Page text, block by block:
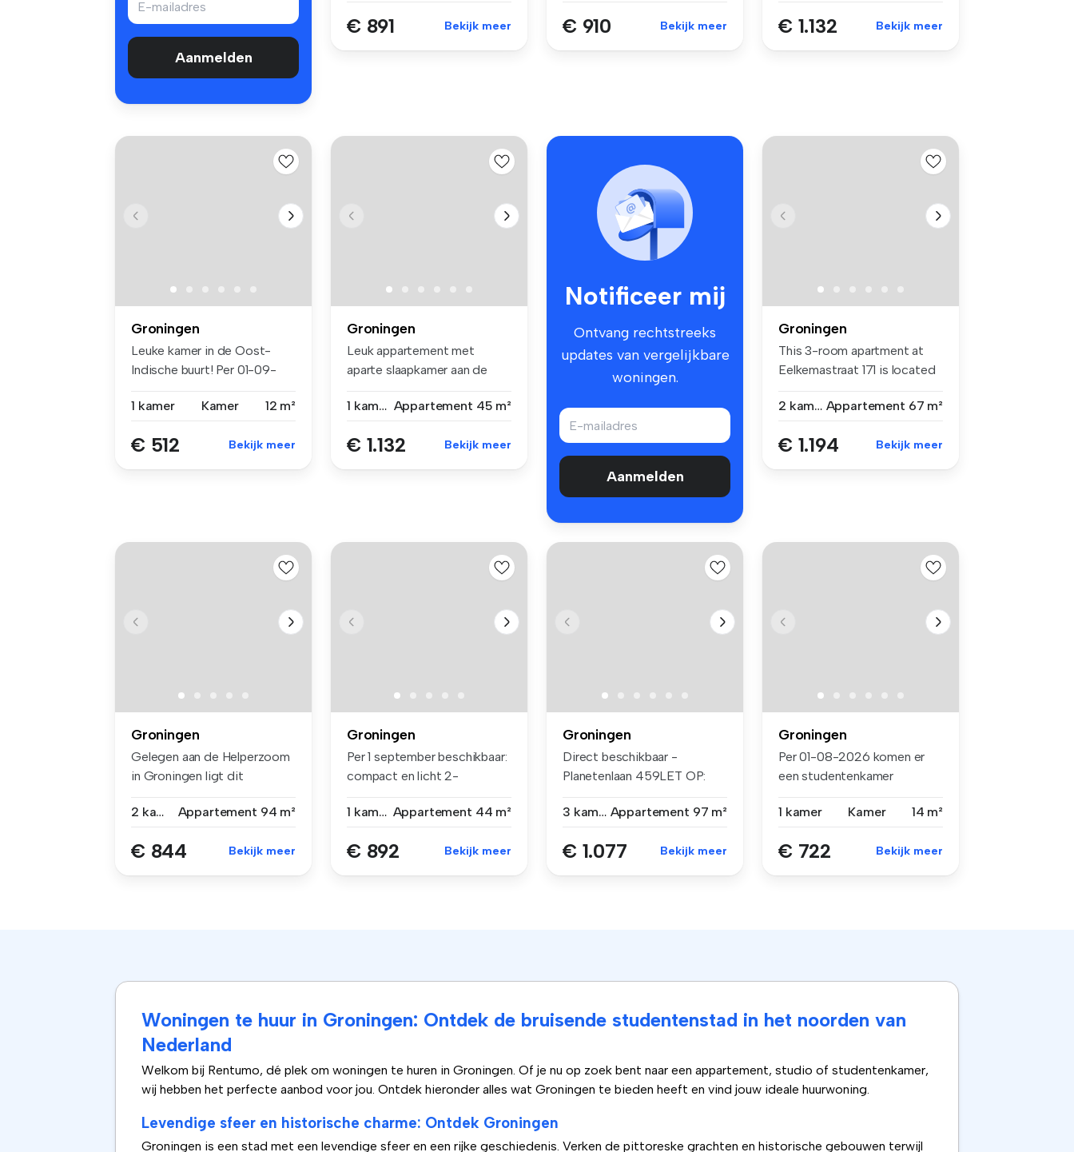
Aanmelden
€ 891 Bekijk meer € 910 Bekijk meer € 1.132 Bekijk meer
Groningen
Leuke kamer in de Oost-
Indische buurt! Per 01-09-
1 kamer
Kamer 12 m²
€ 512 Bekijk meer
Groningen
Leuk appartement met
aparte slaapkamer aan de
1 kamer Appartement 45 m²
€ 1.132 Bekijk meer
Notificeer mij
Ontvang rechtstreeks
updates van vergelijkbare
woningen.
Aanmelden
Groningen
This 3-room apartment at
Eelkemastraat 171 is located
2 kamers Appartement 67 m²
€ 1.194 Bekijk meer
Groningen
Gelegen aan de Helperzoom
in Groningen ligt dit
2 kamers
Appartement 94 m²
€ 844 Bekijk meer
Groningen
Per 1 september beschikbaar:
compact en licht 2-
1 kamer Appartement 44 m²
€ 892 Bekijk meer
Groningen
Direct beschikbaar -
Planetenlaan 459LET OP:
3 kamers Appartement 97 m²
€ 1.077 Bekijk meer
Groningen
Per 01-08-2026 komen er
een studentenkamer
1 kamer
Kamer 14 m²
€ 722 Bekijk meer
Woningen te huur in Groningen: Ontdek de bruisende studentenstad in het noorden van
Nederland
Welkom bij Rentumo, dé plek om woningen te huren in Groningen. Of je nu op zoek bent naar een appartement, studio of studentenkamer,
wij hebben het perfecte aanbod voor jou. Ontdek hieronder alles wat Groningen te bieden heeft en vind jouw ideale huurwoning.
Levendige sfeer en historische charme: Ontdek Groningen
Groningen is een stad met een levendige sfeer en een rijke geschiedenis. Verken de pittoreske grachten en historische gebouwen terwijl